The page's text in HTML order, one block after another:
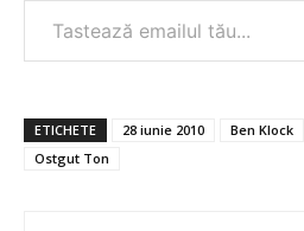
ETICHETE 28 iunie 2010 Ben Klock
Ostgut Ton